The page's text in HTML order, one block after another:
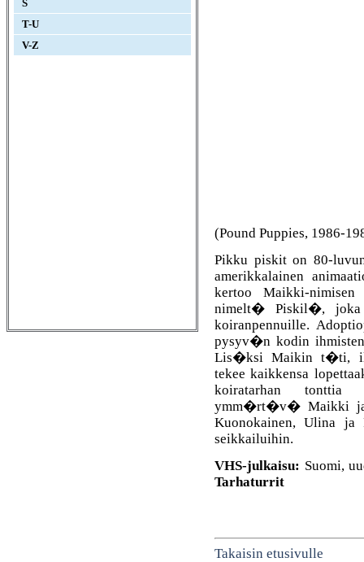
S
T-U
V-Z
(Pound Puppies, 1986-
Pikku piskit on 80-
amerikkalainen
kertoo Maikki-
nimelt� Piskil�, joka
koiranpennuille.
pysyv�n kodin
Lis�ksi Maikin t�ti,
tekee kaikkensa
koiratarhan tonttia
ymm�rt�v� Maikki
Kuonokainen, Ulina
seikkailuihin.
VHS-julkaisu: Suomi,
Tarhaturrit
Takaisin etusivulle